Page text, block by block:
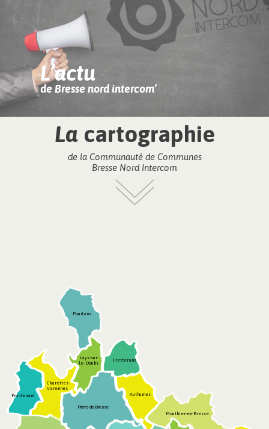
L’actu
de Bresse nord intercom’
Lacartographie
de la Communauté de Communes
Bresse Nord Intercom
Pourlans
Lays-sur-
le- Doubs
Fretterans
Charettes-
Varennes
Frontenard
Pierre-de-Bresse
Authumes
Mouthier-en-Bresse